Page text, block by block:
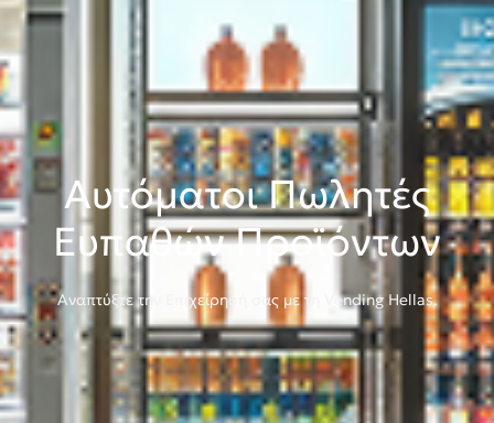
Αυτόματοι Πωλητές
Ευπαθών Προϊόντων
Αναπτύξτε την Επιχείρησή σας με τη Vending Hellas.